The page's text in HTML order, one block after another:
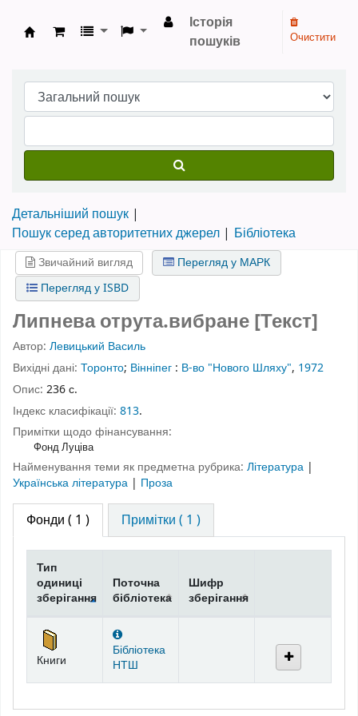
Бібліотека НТШ › Електронний каталог
Історія
пошуків
Очистити
Детальніший пошук
Пошук серед авторитетних джерел
Бібліотека
Звичайний вигляд
Перегляд у МАРК
Перегляд у ISBD
Липнева отрута.вибране [Текст]
Автор: Левицький Василь
Вихідні дані: Торонто; Вінніпег : В-во "Нового Шляху", 1972
Опис: 236 с.
Індекс класифікації: 813.
Примітки щодо фінансування:
Фонд Луціва
Найменування теми як предметна рубрика: Література |
Українська література | Проза
Фонди ( 1 ) Примітки ( 1 )
Фонди
Тип
одиниці
зберігання
Поточна
бібліотека
Шифр
зберігання
Книги
Бібліотека
НТШ